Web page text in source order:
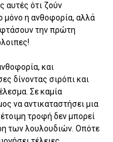
αυτές ότι ζούν
μόνο η ανθοφορία, αλλά
φτάσουν την πρώτη
και
δίνοντας σιρόπι και
Σε καμία
να αντικαταστήσει μια
τροφή δεν μπορεί
των λουλουδιών. Οπότε